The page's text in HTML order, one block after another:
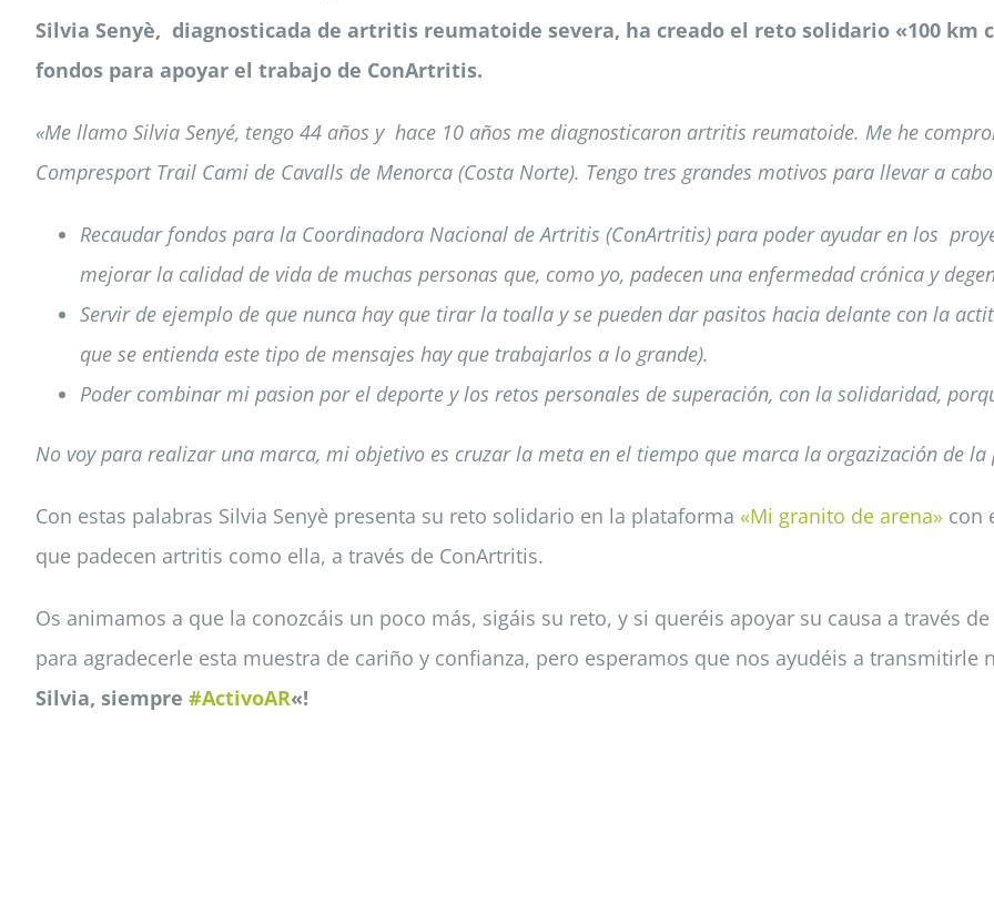
Silvia Senyè, diagnosticada de artritis reumatoide severa, ha creado el reto solidario «100
fondos para apoyar el trabajo de ConArtritis.
«Me llamo Silvia Senyé, tengo 44 años y hace 10 años me diagnosticaron artritis reumatoide. Me he
Compresport Trail Cami de Cavalls de Menorca (Costa Norte). Tengo tres grandes motivos para llevar a
Recaudar fondos para la Coordinadora Nacional de Artritis (ConArtritis) para poder ayudar en los
mejorar la calidad de vida de muchas personas que, como yo, padecen una enfermedad crónica y
Servir de ejemplo de que nunca hay que tirar la toalla y se pueden dar pasitos hacia delante con la
que se entienda este tipo de mensajes hay que trabajarlos a lo grande).
Poder combinar mi pasion por el deporte y los retos personales de superación, con la solidaridad,
No voy para realizar una marca, mi objetivo es cruzar la meta en el tiempo que marca la orgazización de
Con estas palabras Silvia Senyè presenta su reto solidario en la plataforma «Mi granito de arena» con
que padecen artritis como ella, a través de ConArtritis.
Os animamos a que la conozcáis un poco más, sigáis su reto, y si queréis apoyar su causa a través
para agradecerle esta muestra de cariño y confianza, pero esperamos que nos ayudéis a transmitirle
Silvia, siempre #ActivoAR«!